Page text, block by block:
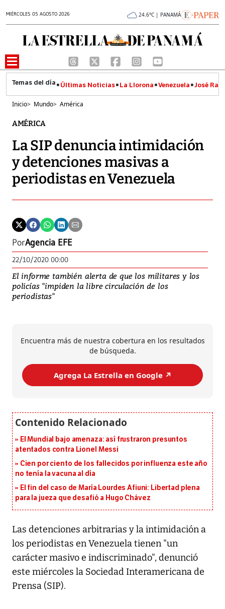
MIÉRCOLES 05 AGOSTO 2026 24.6°C | PANAMÁ
Últimas Noticias La Llorona Venezuela José
Inicio> Mundo> América
AMÉRICA
La SIP denuncia intimidación
y detenciones masivas a
periodistas en Venezuela
PorAgencia EFE
22/10/2020 00:00
El informe también alerta de que los militares y los
policías "impiden la libre circulación de los
periodistas"
Encuentra más de nuestra cobertura en los resultados
de búsqueda.
Agrega La Estrella en Google ↗️
El Mundial bajo amenaza: así frustraron presuntos
atentados contra Lionel Messi
Cien por ciento de los fallecidos por influenza este año
no tenía la vacuna al día
El fin del caso de María Lourdes Afiuni: Libertad plena
para la jueza que desafió a Hugo Chávez
Las detenciones arbitrarias y la intimidación a
los periodistas en Venezuela tienen "un
carácter masivo e indiscriminado", denunció
este miércoles la Sociedad Interamericana de
Prensa (SIP).